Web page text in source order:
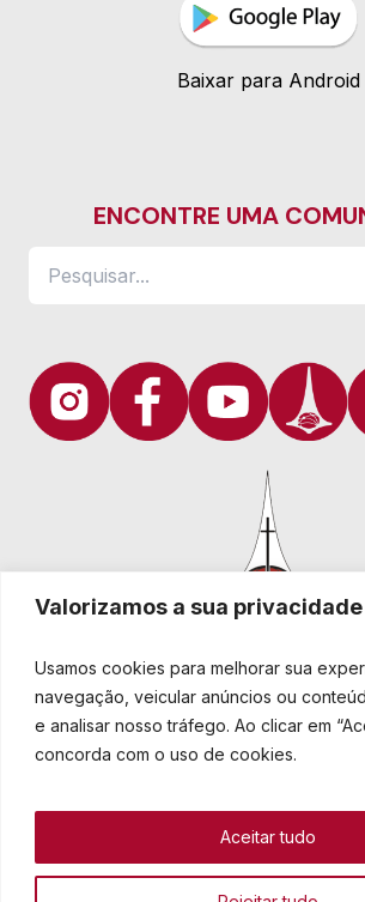
Valorizamos a sua privacidade
Usamos cookies para melhorar sua
navegação, veicular anúncios ou
e analisar nosso tráfego. Ao clicar em
concorda com o uso de cookies.
Aceitar tudo
Baixar para Android
ENCONTRE UMA
Igreja Evangélica de Confissão
Sede nacional: Rua Senhor dos Passos,
Fale conosco